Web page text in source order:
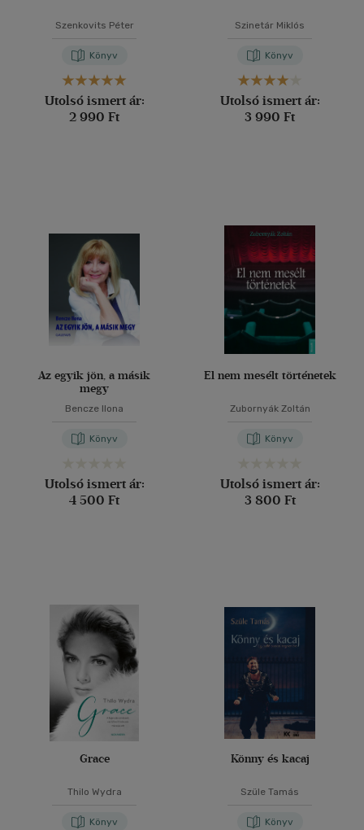
Szenkovits Péter
Könyv
Utolsó ismert ár:
2 990 Ft
Szinetár Miklós
Könyv
Utolsó ismert ár:
3 990 Ft
Az egyik jön, a másik
megy
Bencze Ilona
Könyv
Utolsó ismert ár:
4 500 Ft
El nem mesélt történetek
Zubornyák Zoltán
Könyv
Utolsó ismert ár:
3 800 Ft
Grace
Thilo Wydra
Könyv
Könny és kacaj
Szüle Tamás
Könyv